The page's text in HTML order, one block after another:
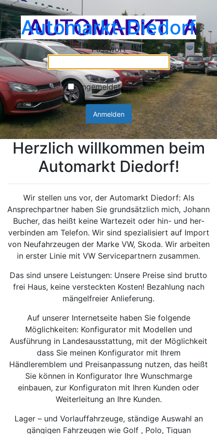
Automarkt-Diedorf
Passwort
Angemeldet bleiben
Herzlich willkommen beim
Automarkt Diedorf!
Wir stellen uns vor, der Automarkt Diedorf: Als
Ansprechpartner haben Sie grundsätzlich mich, Johann
Bucher, das heißt keine Wartezeit oder hin- und her-
verbinden am Telefon. Wir sind spezialisiert auf Import
von Neufahrzeugen der Marke VW, Skoda. Wir arbeiten
in erster Linie mit VW Servicepartnern zusammen.
Das sind unsere Leistungen: Unsere Preise sind brutto
frei Haus, keine versteckten Kosten! Bezahlung nach
mängelfreier Anlieferung.
Auf unserer Internetseite haben Sie folgende
Möglichkeiten: Konfigurator mit Modellen und
Ausführung in Landesausstattung, mit der Möglichkeit
dass Sie meinen Konfigurator mit Ihrem
Händleremblem und Preisanpassung nutzen, das heißt
Sie können in Konfigurator Ihre Wunschmarge
einbauen, zur Konfiguraton mit Ihren Kunden oder
Weiterleitung an Ihre Kunden.
Lager – und Vorlauffahrzeuge, ständige Auswahl an
gängigen Fahrzeugen wie Golf , Polo, Tiguan